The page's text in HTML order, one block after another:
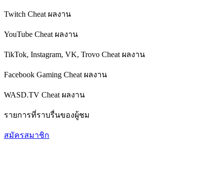
Twitch Cheat ผลงาน
YouTube Cheat ผลงาน
TikTok, Instagram, VK, Trovo Cheat ผลงาน
Facebook Gaming Cheat ผลงาน
WASD.TV Cheat ผลงาน
รายการที่ราบรื่นของผู้ชม
สมัครสมาชิก